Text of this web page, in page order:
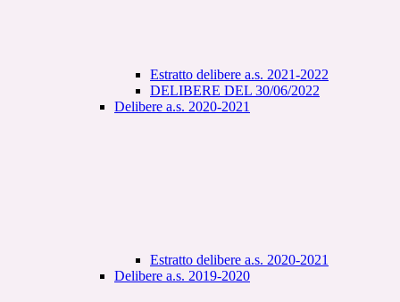
Estratto delibere a.s. 2021-2022
DELIBERE DEL 30/06/2022
Delibere a.s. 2020-2021
Estratto delibere a.s. 2020-2021
Delibere a.s. 2019-2020